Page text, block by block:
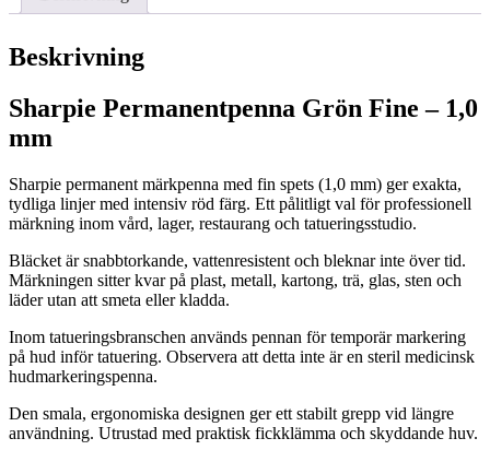
Beskrivning
Sharpie Permanentpenna Grön Fine – 1,0
mm
Sharpie permanent märkpenna med fin spets (1,0 mm) ger exakta,
tydliga linjer med intensiv röd färg. Ett pålitligt val för professionell
märkning inom vård, lager, restaurang och tatueringsstudio.
Bläcket är snabbtorkande, vattenresistent och bleknar inte över tid.
Märkningen sitter kvar på plast, metall, kartong, trä, glas, sten och
läder utan att smeta eller kladda.
Inom tatueringsbranschen används pennan för temporär markering
på hud inför tatuering. Observera att detta inte är en steril medicinsk
hudmarkeringspenna.
Den smala, ergonomiska designen ger ett stabilt grepp vid längre
användning. Utrustad med praktisk fickklämma och skyddande huv.